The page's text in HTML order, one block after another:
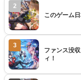
2
このゲーム
3
ファンス没
ィ！